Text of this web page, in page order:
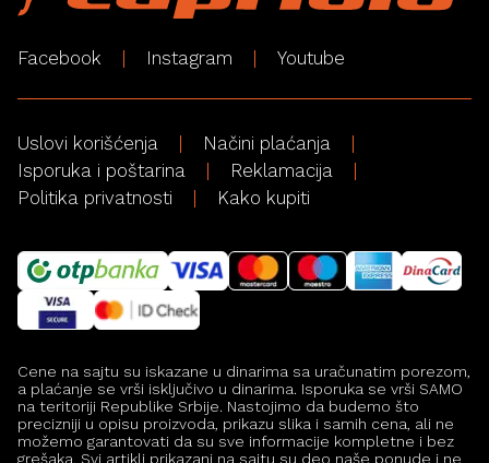
Facebook Instagram Youtube
Uslovi korišćenja
Načini plaćanja
Isporuka i poštarina
Reklamacija
Politika privatnosti
Kako kupiti
Cene na sajtu su iskazane u dinarima sa uračunatim porezom,
a plaćanje se vrši isključivo u dinarima. Isporuka se vrši SAMO
na teritoriji Republike Srbije. Nastojimo da budemo što
precizniji u opisu proizvoda, prikazu slika i samih cena, ali ne
možemo garantovati da su sve informacije kompletne i bez
grešaka. Svi artikli prikazani na sajtu su deo naše ponude i ne